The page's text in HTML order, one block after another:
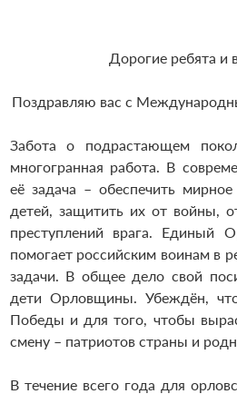
Дорогие ребята и
Поздравляю вас с
Забота о подрастающем
многогранная работа. В
её задача – обеспечить
детей, защитить их от войны,
преступлений врага. Единый
помогает российским воинам в
задачи. В общее дело свой
дети Орловщины. Убеждён,
Победы и для того, чтобы
смену – патриотов страны и
В течение всего года для